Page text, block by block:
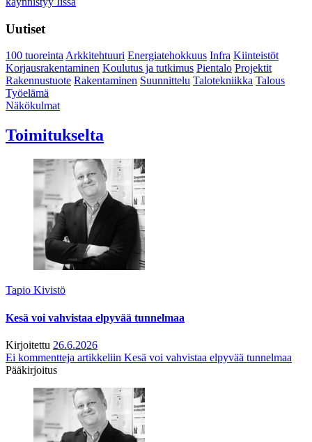
Uutiset
100 tuoreintaArkkitehtuuri Energiatehokkuus Infra Kiinteistöt
Korjausrakentaminen Koulutus ja tutkimus Pientalo Projektit
Rakennustuote Rakentaminen Suunnittelu Talotekniikka Talous
Työelämä
Näkökulmat
Toimitukselta
Tapio Kivistö
Kesä voi vahvistaa elpyvää tunnelmaa
Kirjoitettu 26.6.2026
Ei kommentteja artikkeliin Kesä voi vahvistaa elpyvää tunnelmaa
Pääkirjoitus